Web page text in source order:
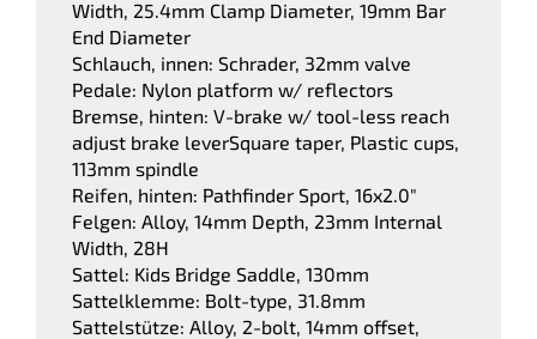
Width, 25.4mm Clamp Diameter, 19mm Bar
End Diameter
Schlauch, innen: Schrader, 32mm valve
Pedale: Nylon platform w/ reflectors
Bremse, hinten: V-brake w/ tool-less reach
adjust brake leverSquare taper, Plastic cups,
113mm spindle
Reifen, hinten: Pathfinder Sport, 16x2.0"
Felgen: Alloy, 14mm Depth, 23mm Internal
Width, 28H
Sattel: Kids Bridge Saddle, 130mm
Sattelklemme: Bolt-type, 31.8mm
Sattelstütze: Alloy, 2-bolt, 14mm offset,